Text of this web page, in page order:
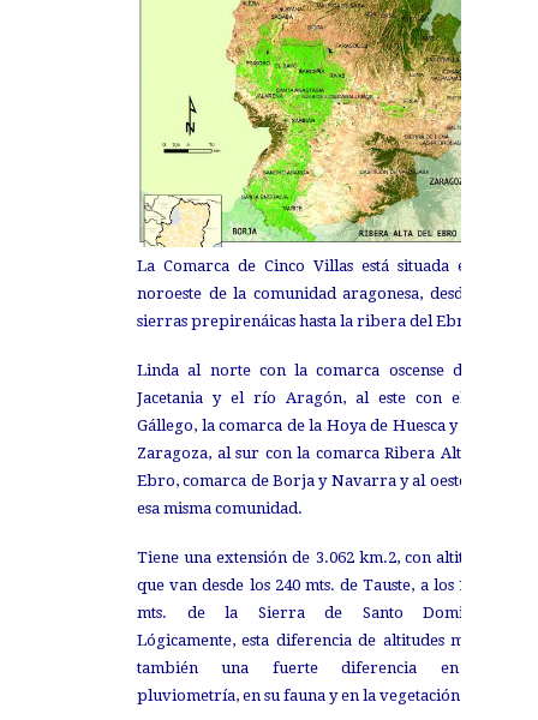
La Comarca de Cinco Villas está situada en el
noroeste de la comunidad aragonesa, desde las
sierras prepirenáicas hasta la ribera del Ebro.
Linda al norte con la comarca oscense de La
Jacetania y el río Aragón, al este con el rio
Gállego, la comarca de la Hoya de Huesca y la de
Zaragoza, al sur con la comarca Ribera Alta del
Ebro, comarca de Borja y Navarra y al oeste con
esa misma comunidad.
Tiene una extensión de 3.062 km.2, con altitudes
que van desde los 240 mts. de Tauste, a los 1.517
mts. de la Sierra de Santo Domingo.
Lógicamente, esta diferencia de altitudes marca
también una fuerte diferencia en su
pluviometría, en su fauna y en la vegetación.